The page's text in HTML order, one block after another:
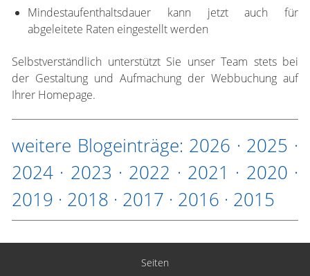
Mindestaufenthaltsdauer kann jetzt auch für
abgeleitete Raten eingestellt werden
Selbstverständlich unterstützt Sie unser Team stets bei
der Gestaltung und Aufmachung der Webbuchung auf
Ihrer Homepage.
weitere Blogeinträge: 2026 · 2025 ·
2024 · 2023 · 2022 · 2021 · 2020 ·
2019 · 2018 · 2017 · 2016 · 2015
Seiten